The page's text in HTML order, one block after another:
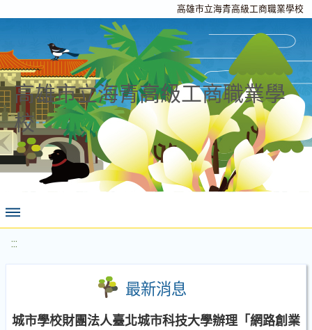
高雄市立海青高級工商職業學校
高雄市立海青高級工商職業學
校
:::
最新消息
城市學校財團法人臺北城市科技大學辦理「網路創業